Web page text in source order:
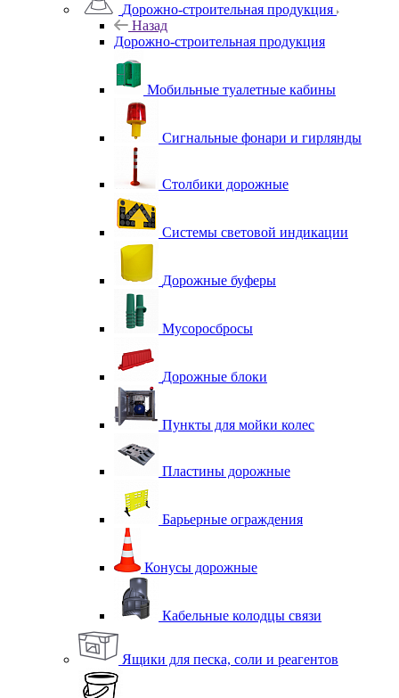
Дорожно-строительная продукция
Назад
Дорожно-строительная продукция
Мобильные туалетные кабины
Сигнальные фонари и гирлянды
Столбики дорожные
Системы световой индикации
Дорожные буферы
Мусоросбросы
Дорожные блоки
Пункты для мойки колес
Пластины дорожные
Барьерные ограждения
Конусы дорожные
Кабельные колодцы связи
Ящики для песка, соли и реагентов